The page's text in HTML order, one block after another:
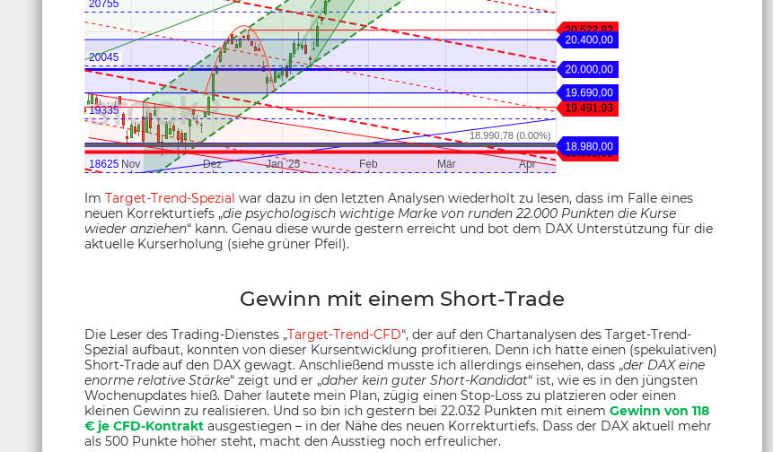
Im Target-Trend-Spezial war dazu in den letzten Analysen wiederholt zu lesen, dass im Falle eines
neuen Korrekturtiefs „die psychologisch wichtige Marke von runden 22.000 Punkten die Kurse
wieder anziehen“ kann. Genau diese wurde gestern erreicht und bot dem DAX Unterstützung für die
aktuelle Kurserholung (siehe grüner Pfeil).
Gewinn mit einem Short-Trade
Die Leser des Trading-Dienstes „Target-Trend-CFD“, der auf den Chartanalysen des Target-Trend-
Spezial aufbaut, konnten von dieser Kursentwicklung profitieren. Denn ich hatte einen (spekulativen)
Short-Trade auf den DAX gewagt. Anschließend musste ich allerdings einsehen, dass „der DAX eine
enorme relative Stärke“ zeigt und er „daher kein guter Short-Kandidat“ ist, wie es in den jüngsten
Wochenupdates hieß. Daher lautete mein Plan, zügig einen Stop-Loss zu platzieren oder einen
kleinen Gewinn zu realisieren. Und so bin ich gestern bei 22.032 Punkten mit einem Gewinn von 118
€ je CFD-Kontrakt ausgestiegen – in der Nähe des neuen Korrekturtiefs. Dass der DAX aktuell mehr
als 500 Punkte höher steht, macht den Ausstieg noch erfreulicher.